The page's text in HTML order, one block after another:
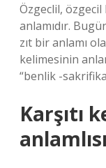
Özgeclil,
anlamıdır.
zıt bir anlamı
kelimesinin
“benlik -
Karşıtı